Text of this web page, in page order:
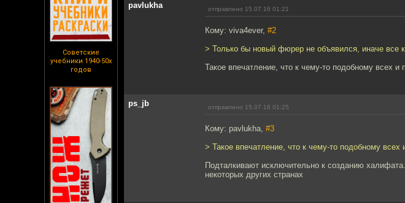
Советские
учебники 1940-50х
годов
pavlukha отправлено 15.07.16 01:21
Кому: viva4ever, #2
> Только бы новый фюрер не объявился, иначе все
Такое впечатление, что к чему-то подобному всех и
ps_jb отправлено 15.07.16 01:25
Кому: pavlukha, #3
> Такое впечатление, что к чему-то подобному всех
Подталкивают исключительно к созданию
некоторых других странах